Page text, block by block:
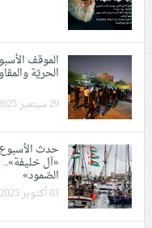
الموقف
الحريّة
29 سبتمبر 2025
«آل خليفة»..
الصّمود»
03 أكتوبر 2025